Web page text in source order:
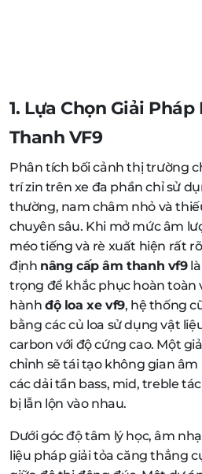
1. Lựa Chọn Giải
Thanh VF9
Phân tích bối cảnh thị trường
trí zin trên xe đa phần chỉ sử
thường, nam châm nhỏ và
chuyên sâu. Khi mở mức âm
méo tiếng và rè xuất hiện rất
định nâng cấp âm thanh vf9là
trọng để khắc phục hoàn toàn
hành độ loa xe vf9, hệ thống
bằng các củ loa sử dụng vật
carbon với độ cứng cao. Một
chỉnh sẽ tái tạo không gian
các dải tần bass, mid, treble
bị lẫn lộn vào nhau.
Dưới góc độ tâm lý học, âm
liệu pháp giải tỏa căng thẳng